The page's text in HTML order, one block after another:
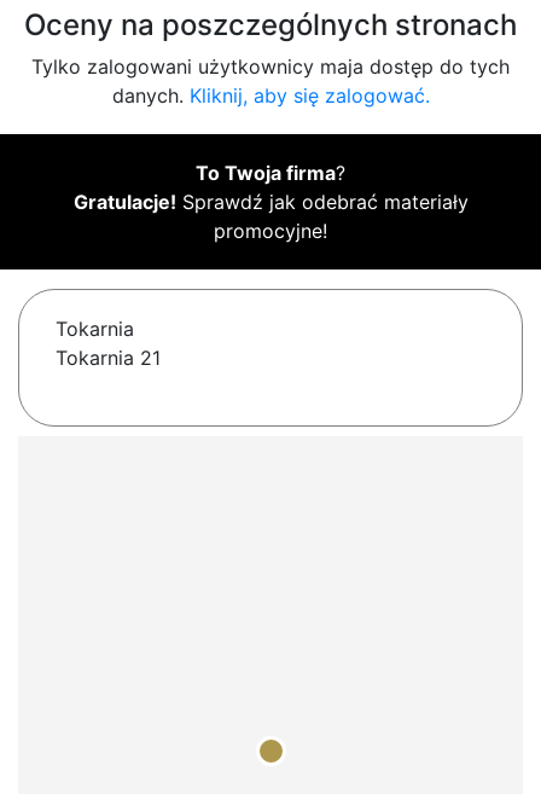
Oceny na poszczególnych stronach
Tylko zalogowani użytkownicy maja dostęp do tych
danych. Kliknij, aby się zalogować.
To Twoja firma?
Gratulacje! Sprawdź jak odebrać materiały
promocyjne!
Tokarnia
Tokarnia 21